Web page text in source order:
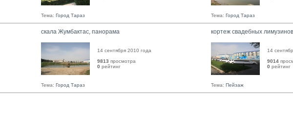
Тема: Город Тараз Тема: Город Тараз
скала Жумбактас, панорама
14 сентября 2010 года
9813 просмотра
0 рейтинг
Тема: Город Тараз
кортеж свадебных лимузинов
14
9014
0 рейтинг
Тема: Пейзаж